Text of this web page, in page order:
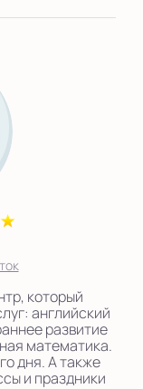
который
английский
развитие
математика.
дня. А также
и праздники